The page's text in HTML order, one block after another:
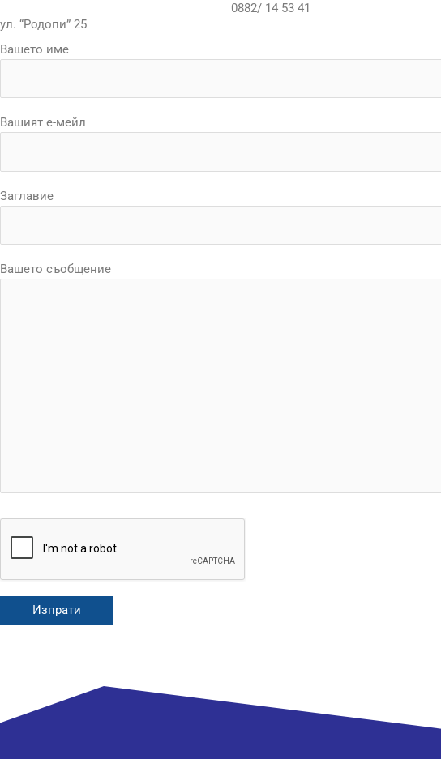
ул. “Родопи” 25
0882/ 14 53 41
Вашето име
Вашият е-мейл
Заглавие
Вашето съобщение